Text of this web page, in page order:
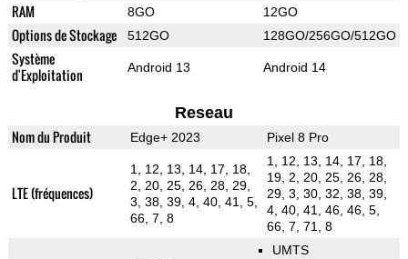
RAM 8GO 12GO
Options de Stockage 512GO 128GO/256GO/512GO
Système
d'Exploitation
Android 13 Android 14
Reseau
Nom du Produit Edge+ 2023 Pixel 8 Pro
LTE (fréquences)
1, 12, 13, 14, 17, 18,
2, 20, 25, 26, 28, 29,
3, 38, 39, 4, 40, 41, 5,
66, 7, 8
1, 12, 13, 14, 17, 18,
19, 2, 20, 25, 26, 28,
29, 3, 30, 32, 38, 39,
4, 40, 41, 46, 46, 5,
66, 7, 71, 8
UMTS